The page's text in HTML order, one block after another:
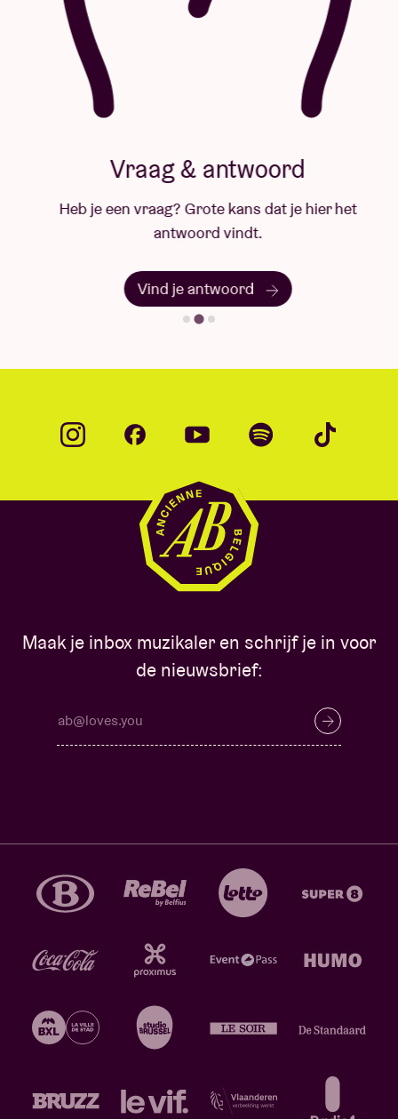
Vraag & antwoord
Heb je een vraag? Grote kans dat je hier het
antwoord vindt.
Vind je antwoord
Maak je inbox muzikaler en schrijf je in voor
de nieuwsbrief: